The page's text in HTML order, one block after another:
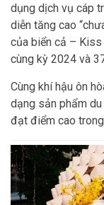
dụng dịch vụ cáp
diễn tăng cao
của biển cả –
cùng kỳ 2024 và
Cùng khí hậu ôn
dạng sản phẩm
đạt điểm cao